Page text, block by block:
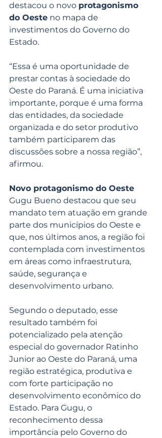
destacou o novo protagonismo
do Oeste no mapa de
investimentos do Governo do
Estado.
“Essa é uma oportunidade de
prestar contas à sociedade do
Oeste do Paraná. É uma iniciativa
importante, porque é uma forma
das entidades, da sociedade
organizada e do setor produtivo
também participarem das
discussões sobre a nossa região”,
afirmou.
Novo protagonismo do Oeste
Gugu Bueno destacou que seu
mandato tem atuação em grande
parte dos municípios do Oeste e
que, nos últimos anos, a região foi
contemplada com investimentos
em áreas como infraestrutura,
saúde, segurança e
desenvolvimento urbano.
Segundo o deputado, esse
resultado também foi
potencializado pela atenção
especial do governador Ratinho
Junior ao Oeste do Paraná, uma
região estratégica, produtiva e
com forte participação no
desenvolvimento econômico do
Estado. Para Gugu, o
reconhecimento dessa
importância pelo Governo do